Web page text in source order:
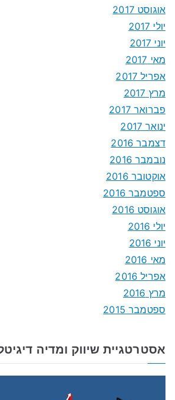
אוגוסט 2017
יולי 2017
יוני 2017
מאי 2017
אפריל 2017
מרץ 2017
פברואר 2017
ינואר 2017
דצמבר 2016
נובמבר 2016
אוקטובר 2016
ספטמבר 2016
אוגוסט 2016
יולי 2016
יוני 2016
מאי 2016
אפריל 2016
מרץ 2016
ספטמבר 2015
אסטרטגיית שיווק ומדיה